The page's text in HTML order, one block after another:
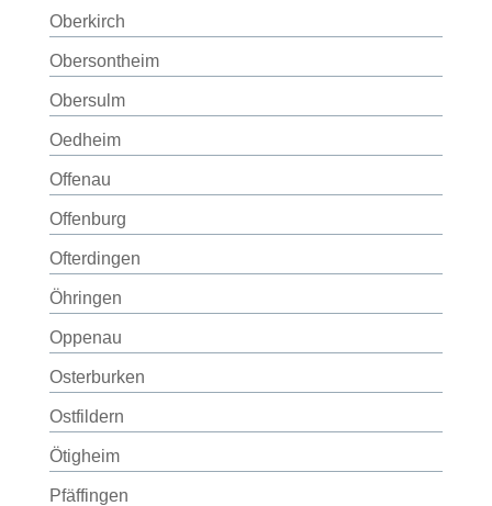
Oberkirch
Obersontheim
Obersulm
Oedheim
Offenau
Offenburg
Ofterdingen
Öhringen
Oppenau
Osterburken
Ostfildern
Ötigheim
Pfäffingen